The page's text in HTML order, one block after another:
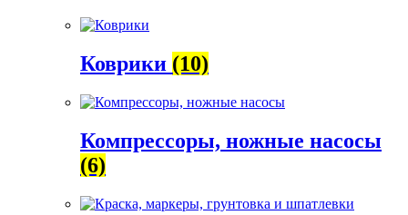
Коврики (10)
Компрессоры, ножные насосы
(6)